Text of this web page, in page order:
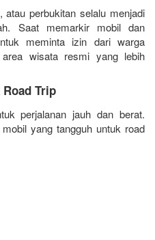
atau perbukitan selalu menjadi
Saat memarkir mobil dan
meminta izin dari warga
wisata resmi yang lebih
Trip
perjalanan jauh dan berat.
yang tangguh untuk road